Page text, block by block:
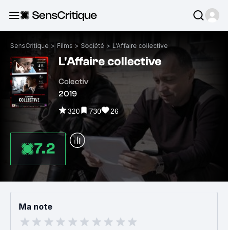
SensCritique > Films > Société > L'Affaire collective
L'Affaire collective
Colectiv
2019
320 730 26
7.2
Ma note